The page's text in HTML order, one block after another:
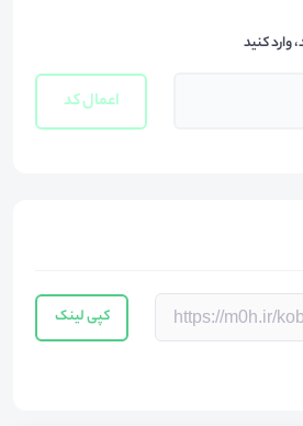
کپی لینک
وارد کنید
اعمال کد